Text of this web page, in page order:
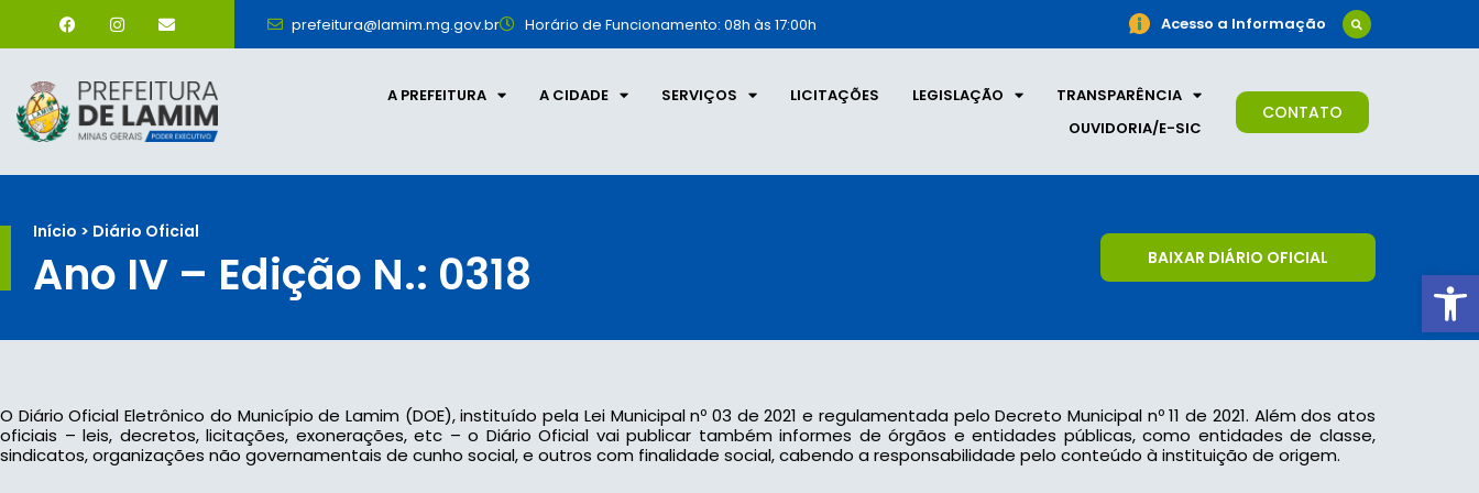
prefeitura@lamim.mg.gov.br Horário de Funcionamento: 08h às 17:00h Acesso a Informação
A PREFEITURA A CIDADE SERVIÇOS LICITAÇÕES LEGISLAÇÃO
TRANSPARÊNCIA
OUVIDORIA/E-SIC
CONTATO
Início > Diário Oficial
Ano IV – Edição N.: 0318 BAIXAR DIÁRIO OFICIAL
O Diário Oficial Eletrônico do Município de Lamim (DOE), instituído pela Lei Municipal nº 03 de 2021 e regulamentada pelo Decreto Municipal nº 11 de 2021. Além dos atos
oficiais – leis, decretos, licitações, exonerações, etc – o Diário Oficial vai publicar também informes de órgãos e entidades públicas, como entidades de classe,
sindicatos, organizações não governamentais de cunho social, e outros com finalidade social, cabendo a responsabilidade pelo conteúdo à instituição de origem.